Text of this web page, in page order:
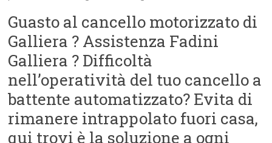
Guasto al cancello motorizzato di
Galliera ? Assistenza Fadini
Galliera ? Difficoltà
nell’operatività del tuo cancello a
battente automatizzato? Evita di
rimanere intrappolato fuori casa,
qui trovi è la soluzione a ogni